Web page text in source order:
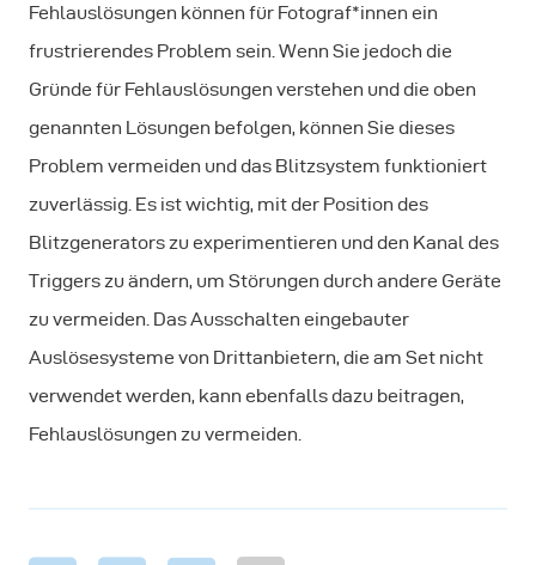
Fehlauslösungen können für Fotograf*innen ein
frustrierendes Problem sein. Wenn Sie jedoch die
Gründe für Fehlauslösungen verstehen und die oben
genannten Lösungen befolgen, können Sie dieses
Problem vermeiden und das Blitzsystem funktioniert
zuverlässig. Es ist wichtig, mit der Position des
Blitzgenerators zu experimentieren und den Kanal des
Triggers zu ändern, um Störungen durch andere Geräte
zu vermeiden. Das Ausschalten eingebauter
Auslösesysteme von Drittanbietern, die am Set nicht
verwendet werden, kann ebenfalls dazu beitragen,
Fehlauslösungen zu vermeiden.